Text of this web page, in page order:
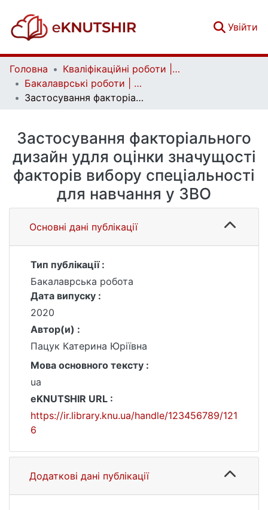
Увійти
Головна
Кваліфікаційні роботи | Qualifying works
Бакалаврські роботи | Bachelor theses
Застосування факторіального дизайн удля оцінки значущості факторів вибору спеціальності для навчання у ЗВО
Застосування факторіального
дизайн удля оцінки значущості
факторів вибору спеціальності
для навчання у ЗВО
Основні дані публікації
Тип публікації :
Бакалаврська робота
Дата випуску :
2020
Автор(и) :
Пацук Катерина Юріївна
Мова основного тексту :
ua
eKNUTSHIR URL :
https://ir.library.knu.ua/handle/123456789/121
6
Додаткові дані публікації